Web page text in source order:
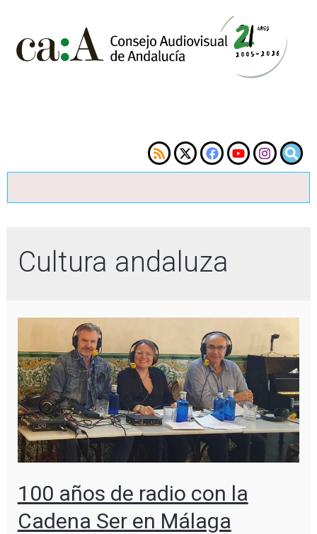
Cultura andaluza
100 años de radio con la
Cadena Ser en Málaga